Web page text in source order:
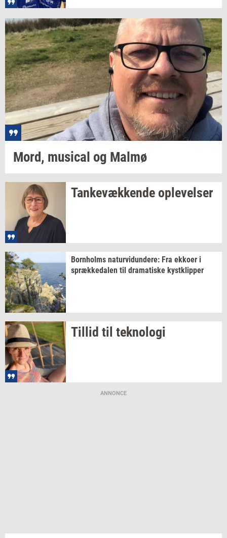
Mord, mu­si­cal og Malmø
Tan­ke­væk­ken­de op­le­vel­ser
Born­holms na­tur­vi­dun­de­re: Fra ek­ko­er i
spræk­ke­da­len til dra­ma­ti­ske kyst­klip­per
Til­lid til tek­no­lo­gi
ANNONCE